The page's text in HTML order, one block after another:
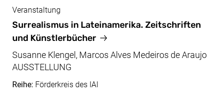
Dez/Apr, 12.12.2024 - 05.04.2025
Surrealismus in Lateinamerika. Zeitschriften
und Künstlerbücher
Veranstaltung
Susanne Klengel, Marcos Alves Medeiros de Araujo
AUSSTELLUNG
Reihe: Förderkreis des IAI